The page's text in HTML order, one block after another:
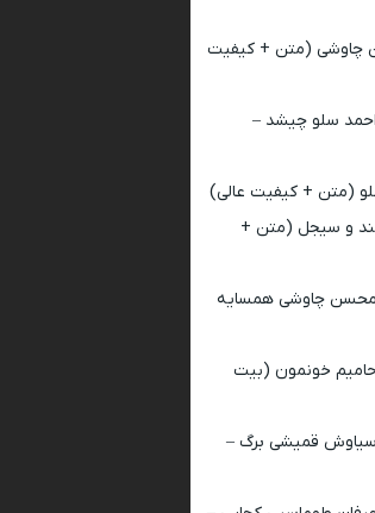
چاوشی (متن + کیفیت
احمد سلو چیشد –
(متن + کیفیت عالی)
و سیجل (متن +
محسن چاوشی همسایه
حامیم خونمون (بیت
سیاوش قمیشی برگ –